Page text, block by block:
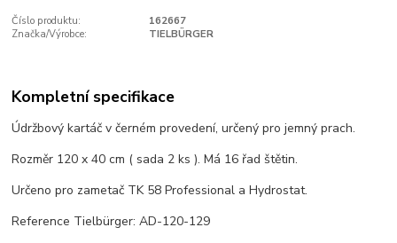
Číslo produktu:
162667
Značka/Výrobce:
TIELBÜRGER
Kompletní specifikace
Údržbový kartáč v černém provedení, určený pro jemný prach.
Rozměr 120 x 40 cm ( sada 2 ks ). Má 16 řad štětin.
Určeno pro zametač TK 58 Professional a Hydrostat.
Reference Tielbürger: AD-120-129